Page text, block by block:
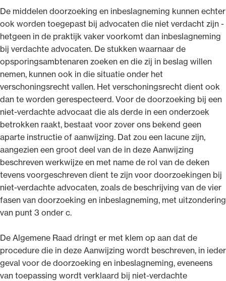
De middelen doorzoeking en inbeslagneming kunnen echter
ook worden toegepast bij advocaten die niet verdacht zijn -
hetgeen in de praktijk vaker voorkomt dan inbeslagneming
bij verdachte advocaten. De stukken waarnaar de
opsporingsambtenaren zoeken en die zij in beslag willen
nemen, kunnen ook in die situatie onder het
verschoningsrecht vallen. Het verschoningsrecht dient ook
dan te worden gerespecteerd. Voor de doorzoeking bij een
niet-verdachte advocaat die als derde in een onderzoek
betrokken raakt, bestaat voor zover ons bekend geen
aparte instructie of aanwijzing. Dat zou een lacune zijn,
aangezien een groot deel van de in deze Aanwijzing
beschreven werkwijze en met name de rol van de deken
tevens voorgeschreven dient te zijn voor doorzoekingen bij
niet-verdachte advocaten, zoals de beschrijving van de vier
fasen van doorzoeking en inbeslagneming, met uitzondering
van punt 3 onder c.
De Algemene Raad dringt er met klem op aan dat de
procedure die in deze Aanwijzing wordt beschreven, in ieder
geval voor de doorzoeking en inbeslagneming, eveneens
van toepassing wordt verklaard bij niet-verdachte